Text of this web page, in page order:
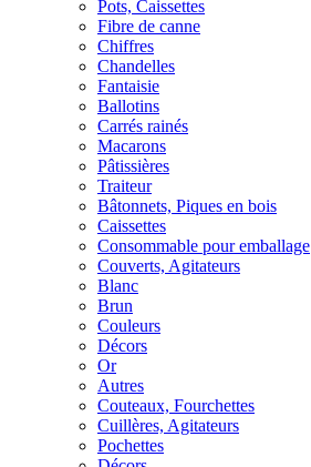
Pots, Caissettes
Fibre de canne
Chiffres
Chandelles
Fantaisie
Ballotins
Carrés rainés
Macarons
Pâtissières
Traiteur
Bâtonnets, Piques en bois
Caissettes
Consommable pour emballage
Couverts, Agitateurs
Blanc
Brun
Couleurs
Décors
Or
Autres
Couteaux, Fourchettes
Cuillères, Agitateurs
Pochettes